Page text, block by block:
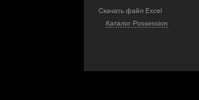
Скачать файл Excel
Каталог Possession